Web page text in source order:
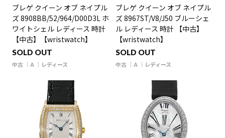
ブレゲ クイーン オブ ネイプル
ズ 8908BB/52/964/D00D3L ホ
ワイトシェル レディース 時計
【中古】【wristwatch】
SOLD OUT
中古 A レディース
ブレゲ クイーン オブ ネイプル
ズ 8967ST/V8/J50 ブルーシェ
ル レディース 時計 【中古】
【wristwatch】
SOLD OUT
中古 A レディース